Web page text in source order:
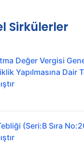
Sirkülerler
Değer Vergisi
Yapılmasına Dair
(Seri:B Sıra